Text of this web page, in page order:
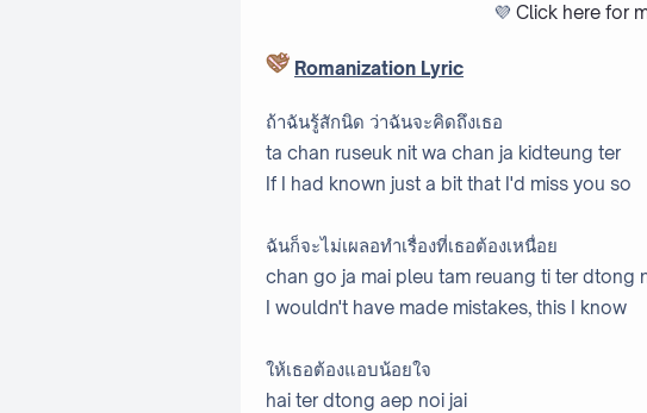
💜 Click here for
Romanization Lyric
ถ้าฉันรู้สักนิด ว่าฉันจะคิดถึงเธอ
ta chan ruseuk nit wa chan ja kidteung ter
If I had known just a bit that I'd miss you so
ฉันก็จะไม่เผลอทำเรื่องที่เธอต้องเหนื่อย
chan go ja mai pleu tam reuang ti ter dtong
I wouldn't have made mistakes, this I know
ให้เธอต้องแอบน้อยใจ
hai ter dtong aep noi jai